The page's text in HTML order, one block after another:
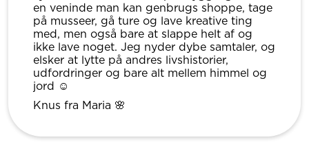
en veninde man kan genbrugs shoppe, tage
på musseer, gå ture og lave kreative ting
med, men også bare at slappe helt af og
ikke lave noget. Jeg nyder dybe samtaler, og
elsker at lytte på andres livshistorier,
udfordringer og bare alt mellem himmel og
jord ☺️
Knus fra Maria 🌸